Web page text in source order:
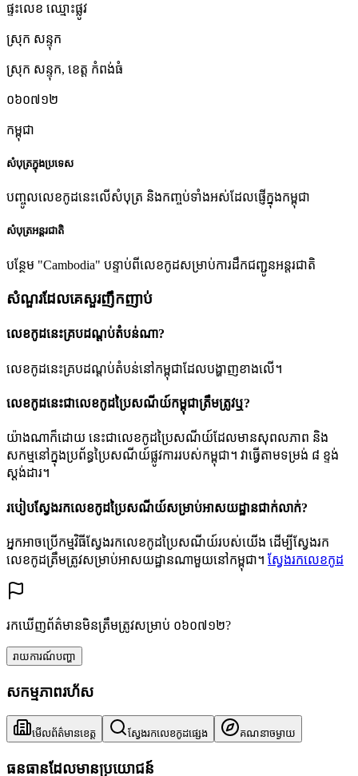
ផ្ទះលេខ ឈ្មោះផ្លូវ
ស្រុក សន្ទុក
ស្រុក សន្ទុក, ខេត្ត កំពង់ធំ
០៦០៧១២
កម្ពុជា
សំបុត្រក្នុងប្រទេស
បញ្ចូលលេខកូដនេះលើសំបុត្រ និងកញ្ចប់ទាំងអស់ដែលផ្ញើក្នុងកម្ពុជា
សំបុត្រអន្តរជាតិ
បន្ថែម "Cambodia" បន្ទាប់ពីលេខកូដសម្រាប់ការដឹកជញ្ជូនអន្តរជាតិ
សំណួរដែលគេសួរញឹកញាប់
លេខកូដនេះគ្របដណ្តប់តំបន់ណា?
លេខកូដនេះគ្របដណ្តប់តំបន់នៅកម្ពុជាដែលបង្ហាញខាងលើ។
លេខកូដនេះជាលេខកូដប្រៃសណីយ៍កម្ពុជាត្រឹមត្រូវឬ?
យ៉ាងណាក៏ដោយ នេះជាលេខកូដប្រៃសណីយ៍ដែលមានសុពលភាព និង
សកម្មនៅក្នុងប្រព័ន្ធប្រៃសណីយ៍ផ្លូវការរបស់កម្ពុជា។ វាធ្វើតាមទម្រង់ ៨ ខ្ទង់
ស្តង់ដារ។
របៀបស្វែងរកលេខកូដប្រៃសណីយ៍សម្រាប់អាសយដ្ឋានជាក់លាក់?
អ្នកអាចប្រើកម្មវិធីស្វែងរកលេខកូដប្រៃសណីយ៍របស់យើង ដើម្បីស្វែងរក
លេខកូដត្រឹមត្រូវសម្រាប់អាសយដ្ឋានណាមួយនៅកម្ពុជា។ ស្វែងរកលេខកូដ
រកឃើញព័ត៌មានមិនត្រឹមត្រូវសម្រាប់ ០៦០៧១២?
រាយការណ៍បញ្ហា
សកម្មភាពរហ័ស
មើលព័ត៌មានខេត្ត ស្វែងរកលេខកូដផ្សេង គណនាចម្ងាយ
ធនធានដែលមានប្រយោជន៍